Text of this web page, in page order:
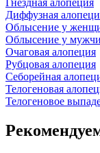
Гнездная алопеция
Диффузная
Облысение у
Облысение у
Очаговая алопеция
Рубцовая алопеция
Себорейная
Телогеновая
Телогеновое